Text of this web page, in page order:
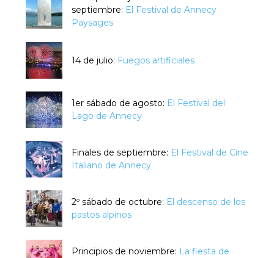
septiembre: El Festival de Annecy
Paysages
14 de julio: Fuegos artificiales
1er sábado de agosto: El Festival del
Lago de Annecy
Finales de septiembre: El Festival de Cine
Italiano de Annecy
2º sábado de octubre: El descenso de los
pastos alpinos
Principios de noviembre: La fiesta de